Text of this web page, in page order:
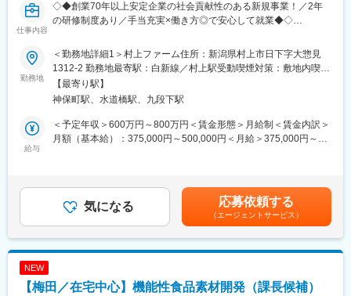
◇当社では、「IT×地域活性化」のビジョンの下、イントレプレナ
ーを創出し、地方創生に資する新規事業を生み出すことを目標と
◇配属予定の「事業開発部」は、「オッズパーク」「さとふる」
といった既存事業に次ぐグループの次世代の柱となりうる新規事
業を作ることをミッションとし、新規事業を開発する専門部門と
して設置された部署です。
■当社について
◇ソフトバンクグループの中核企業として、新規事業の創出を積
オフも積極的に、メリハリのついた職場環境です。
仕事内容
◇◆創業70年以上安定企業の社会貢献性のある新規事業！／2年
の研修制度あり／手当充実×働き方◎で安心して就業◆◇
●将来的には子会社の責任者をお任せ
●働き方も整えながら施設園芸農業に取り組める
■業務概要
イチゴ栽培の責任者としての業務全般をお任せします。
将来的には責任者としてチームのマネジメントも行っていただき
ます。
していただきます。最初の2年間は研修期間として、以下の教育プ
ログラムを予定しています。※研修期間中も給与全額支給
【２年目】
勤務地
＜勤務地詳細1＞村上ファーム住所：新潟県村上市日下字大惣見
1312-2 勤務地最寄駅：白新線／村上駅受動喫煙対策：敷地内喫煙
可能場所あり＜勤務地詳細2＞本社住所：東京都千代田区神田神保
町2-4 太平電業ビル受動喫煙対策：屋内全面禁煙
【最寄り駅】
神保町駅、水道橋駅、九段下駅
給与
＜予定年収＞600万円～800万円＜賃金形態＞月給制＜賃金内訳＞
月額（基本給）：375,000円～500,000円＜月給＞375,000円～
ます。月給(月額)は固定手当を含めた表記です。
気になる 応募依頼する
（エージェントサービス）
NEW
【梅田／在宅中心】機能性食品素材開発（課長候補）